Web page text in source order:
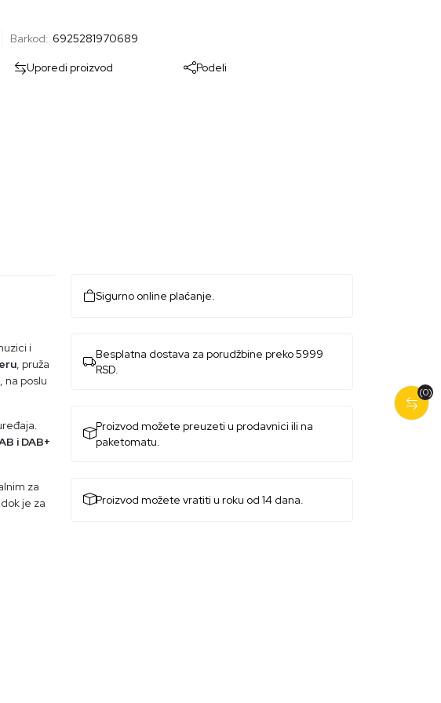
Barkod: 6925281970689
Uporedi proizvod Podeli
(0)
i
, pruža
na poslu
i DAB+
za
je za
Sigurno online plaćanje.
Besplatna dostava za porudžbine preko 5999
RSD.
Proizvod možete preuzeti u prodavnici ili na
paketomatu.
Proizvod možete vratiti u roku od 14 dana.